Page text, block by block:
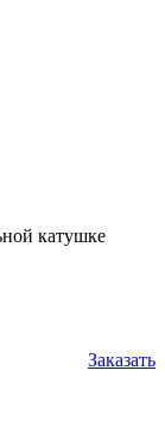
катушке
Заказать